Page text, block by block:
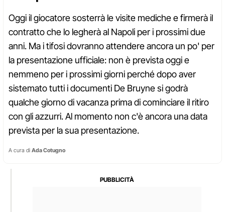
Oggi il giocatore sosterrà le visite mediche e firmerà il
contratto che lo legherà al Napoli per i prossimi due
anni. Ma i tifosi dovranno attendere ancora un po' per
la presentazione ufficiale: non è prevista oggi e
nemmeno per i prossimi giorni perché dopo aver
sistemato tutti i documenti De Bruyne si godrà
qualche giorno di vacanza prima di cominciare il ritiro
con gli azzurri. Al momento non c'è ancora una data
prevista per la sua presentazione.
A cura di Ada Cotugno